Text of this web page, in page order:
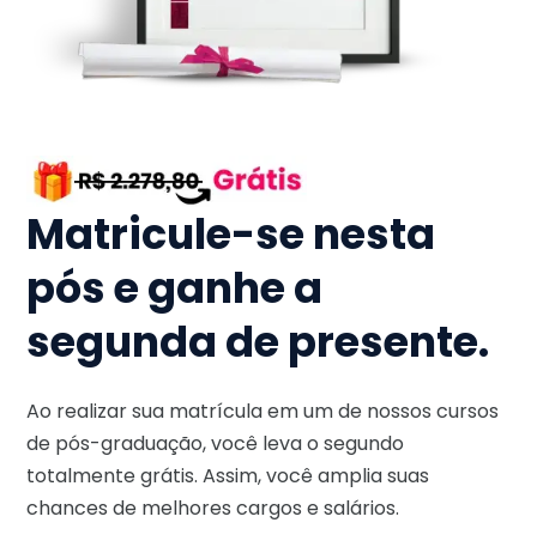
Matricule-se nesta
pós e ganhe a
segunda de presente.
Ao realizar sua matrícula em um de nossos cursos
de pós-graduação, você leva o segundo
totalmente grátis. Assim, você amplia suas
chances de melhores cargos e salários.